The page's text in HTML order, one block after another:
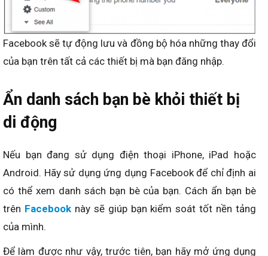
Facebook sẽ tự động lưu và đồng bộ hóa những thay đổi
của bạn trên tất cả các thiết bị mà bạn đăng nhập.
Ẩn danh sách bạn bè khỏi thiết bị
di động
Nếu bạn đang sử dụng điện thoại iPhone, iPad hoặc
Android. Hãy sử dụng ứng dụng Facebook để chỉ định ai
có thể xem danh sách bạn bè của bạn. Cách ẩn bạn bè
trên Facebooknày sẽ giúp bạn kiểm soát tốt nền tảng
của mình.
Để làm được như vậy, trước tiên, bạn hãy mở ứng dụng